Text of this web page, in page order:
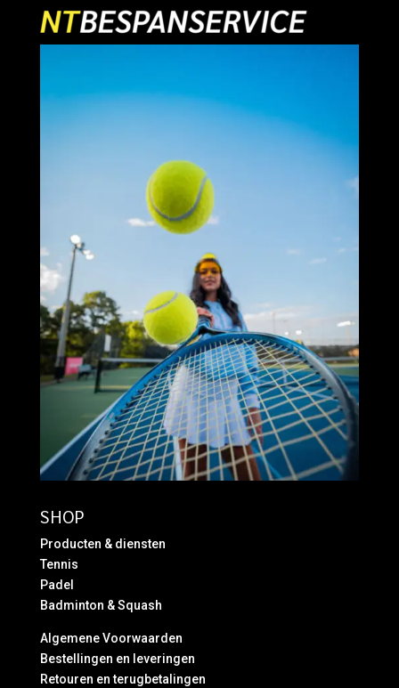
SHOP
Producten & diensten
Tennis
Padel
Badminton & Squash
Algemene Voorwaarden
Bestellingen en leveringen
Retouren en terugbetalingen